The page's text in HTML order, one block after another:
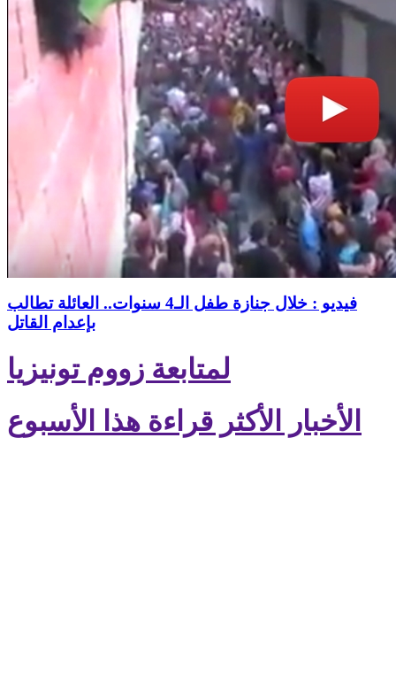
فيديو : خلال جنازة طفل الـ4 سنوات.. العائلة تطالب
بإعدام القاتل
لمتابعة زووم تونيزيا
الأخبار الأكثر قراءة هذا الأسبوع